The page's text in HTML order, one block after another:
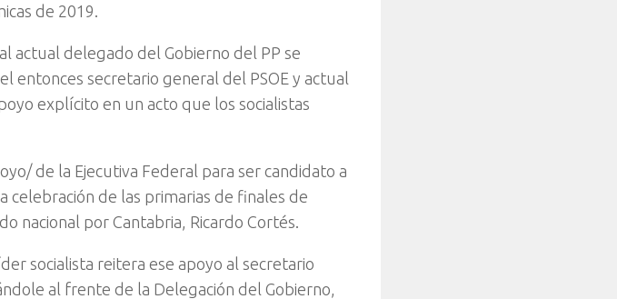
de 2019.
actual delegado del Gobierno del PP se
entonces secretario general del PSOE y actual
explícito en un acto que los socialistas
de la Ejecutiva Federal para ser candidato a
celebración de las primarias de finales de
nacional por Cantabria, Ricardo Cortés.
socialista reitera ese apoyo al secretario
al frente de la Delegación del Gobierno,